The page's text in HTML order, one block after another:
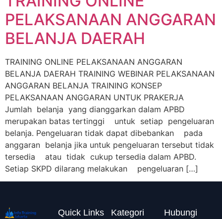
PELAKSANAAN ANGGARAN
BELANJA DAERAH
TRAINING ONLINE PELAKSANAAN ANGGARAN
BELANJA DAERAH TRAINING WEBINAR PELAKSANAAN
ANGGARAN BELANJA TRAINING KONSEP
PELAKSANAAN ANGGARAN UNTUK PRAKERJA
Jumlah belanja yang dianggarkan dalam APBD
merupakan batas tertinggi untuk setiap pengeluaran
belanja. Pengeluaran tidak dapat dibebankan pada
anggaran belanja jika untuk pengeluaran tersebut tidak
tersedia atau tidak cukup tersedia dalam APBD.
Setiap SKPD dilarang melakukan pengeluaran […]
Quick Links
Kategori
Hubungi